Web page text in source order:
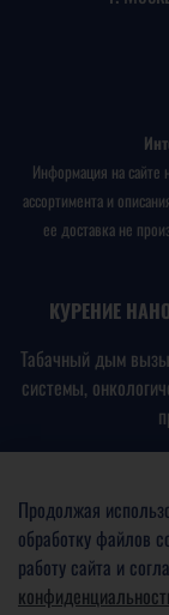
Информация на сайте
ассортимента и
ее доставка не
КУРЕНИЕ
Табачный дым
системы,
окружающего
или
ПРОДАЖА
Продолжая
обработку файлов
работу сайта и